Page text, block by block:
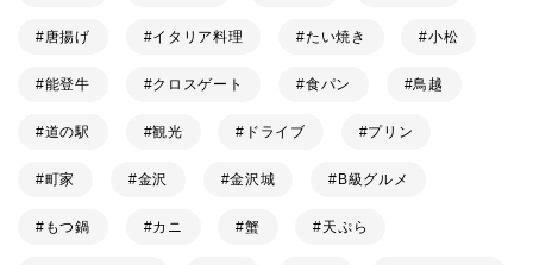
唐揚げ イタリア料理 たい焼き 小松
能登牛 クロスゲート 食パン 鳥越
道の駅 観光 ドライブ プリン
町家 金沢 金沢城 B級グルメ
もつ鍋 カニ 蟹 天ぷら